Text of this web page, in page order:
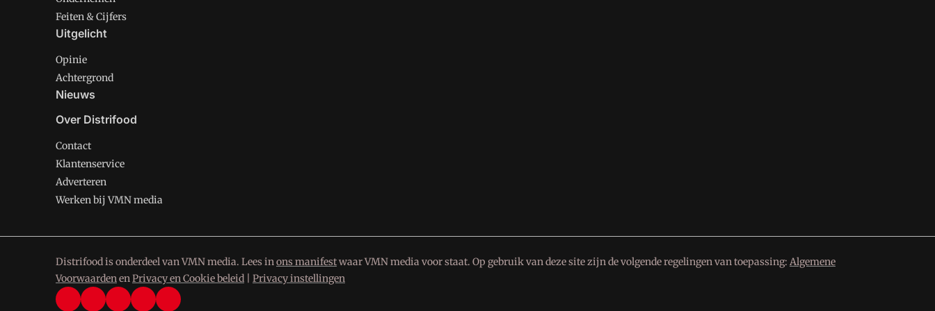
Feiten & Cijfers
Uitgelicht
Opinie
Achtergrond
Nieuws
Over Distrifood
Contact
Klantenservice
Adverteren
Werken bij VMN media
Distrifood is onderdeel van VMN media. Lees inons manifestwaar VMN media voor staat. Op gebruik van deze site zijn de volgende regelingen van toepassing: Algemene
VoorwaardenenPrivacy en Cookie beleid Privacy instellingen